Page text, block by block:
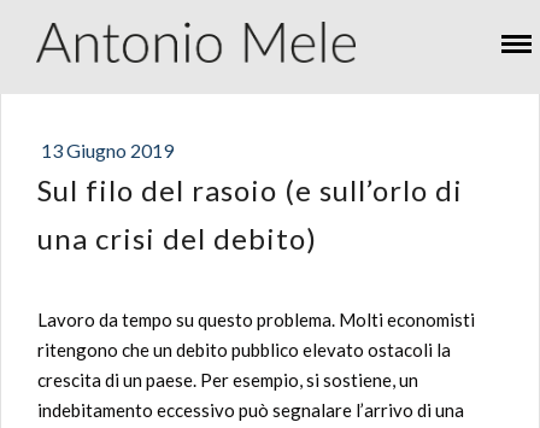
13 Giugno 2019
Sul filo del rasoio (e sull’orlo di
una crisi del debito)
Lavoro da tempo su questo problema. Molti economisti
ritengono che un debito pubblico elevato ostacoli la
crescita di un paese. Per esempio, si sostiene, un
indebitamento eccessivo può segnalare l’arrivo di una